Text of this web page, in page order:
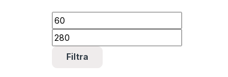
Prezzo Min
Prezzo Max
Filtra